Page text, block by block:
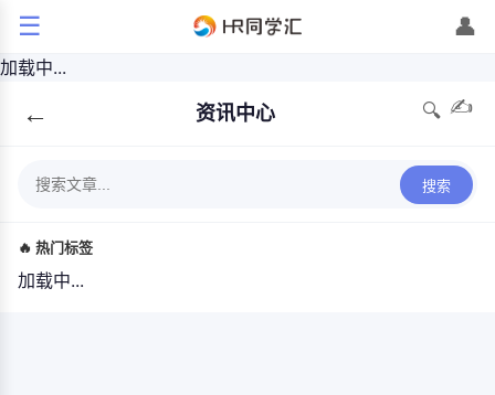
☰ 👤
加载中...
← 资讯中心 🔍 ✍️
搜索
🔥 热门标签
加载中...